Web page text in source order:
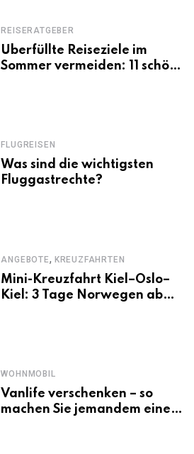
REISERATGEBER
Überfüllte Reiseziele im
Sommer vermeiden: 11 schöne
FLUGREISEN
Was sind die wichtigsten
Fluggastrechte?
ANGEBOTE, KREUZFAHRTEN
Mini-Kreuzfahrt Kiel–Oslo–
Kiel: 3 Tage Norwegen ab
WOHNMOBIL
Vanlife verschenken – so
machen Sie jemandem eine